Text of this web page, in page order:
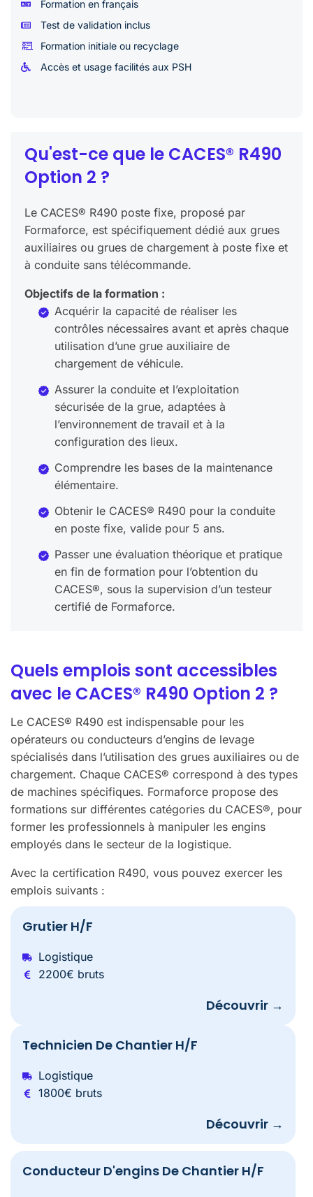
Qu'est-ce que le CACES® R490
Option 2 ?
Le CACES® R490 poste fixe, proposé par
Formaforce, est spécifiquement dédié aux grues
auxiliaires ou grues de chargement à poste fixe et
à conduite sans télécommande.
Objectifs de la formation :
Acquérir la capacité de réaliser les
contrôles nécessaires avant et après chaque
utilisation d’une grue auxiliaire de
chargement de véhicule.
Assurer la conduite et l’exploitation
sécurisée de la grue, adaptées à
l’environnement de travail et à la
configuration des lieux.
Comprendre les bases de la maintenance
élémentaire.
Obtenir le CACES® R490 pour la conduite
en poste fixe, valide pour 5 ans.
Passer une évaluation théorique et pratique
en fin de formation pour l’obtention du
CACES®, sous la supervision d’un testeur
certifié de Formaforce.
Quels emplois sont accessibles
avec le CACES® R490 Option 2 ?
Le CACES® R490 est indispensable pour les
opérateurs ou conducteurs d’engins de levage
spécialisés dans l’utilisation des grues auxiliaires ou de
chargement. Chaque CACES® correspond à des types
de machines spécifiques. Formaforce propose des
formations sur différentes catégories du CACES®, pour
former les professionnels à manipuler les engins
employés dans le secteur de la logistique.
Avec la certification R490, vous pouvez exercer les
emplois suivants :
Grutier H/F
Logistique
2200€ bruts
Découvrir →
Technicien De Chantier H/F
Logistique
1800€ bruts
Découvrir →
Conducteur D'engins De Chantier H/F
Formation en français
Test de validation inclus
Formation initiale ou recyclage
Accès et usage facilités aux PSH